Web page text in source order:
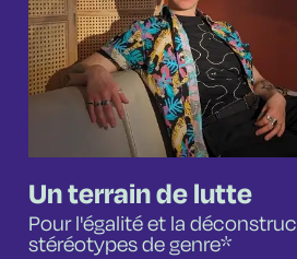
Un terrain de lutte
Pour l'égalité et la
stéréotypes de genre*